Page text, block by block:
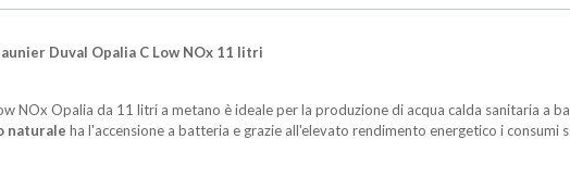
Duval Opalia C Low NOx 11 litri
NOx Opalia da 11 litri a metano è ideale per la produzione di acqua calda sanitaria a
naturale ha l'accensione a batteria e grazie all'elevato rendimento energetico i consumi